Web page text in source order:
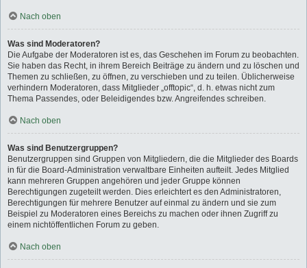
Nach oben
Was sind Moderatoren?
Die Aufgabe der Moderatoren ist es, das Geschehen im Forum zu beobachten.
Sie haben das Recht, in ihrem Bereich Beiträge zu ändern und zu löschen und
Themen zu schließen, zu öffnen, zu verschieben und zu teilen. Üblicherweise
verhindern Moderatoren, dass Mitglieder „offtopic“, d. h. etwas nicht zum
Thema Passendes, oder Beleidigendes bzw. Angreifendes schreiben.
Nach oben
Was sind Benutzergruppen?
Benutzergruppen sind Gruppen von Mitgliedern, die die Mitglieder des Boards
in für die Board-Administration verwaltbare Einheiten aufteilt. Jedes Mitglied
kann mehreren Gruppen angehören und jeder Gruppe können
Berechtigungen zugeteilt werden. Dies erleichtert es den Administratoren,
Berechtigungen für mehrere Benutzer auf einmal zu ändern und sie zum
Beispiel zu Moderatoren eines Bereichs zu machen oder ihnen Zugriff zu
einem nichtöffentlichen Forum zu geben.
Nach oben